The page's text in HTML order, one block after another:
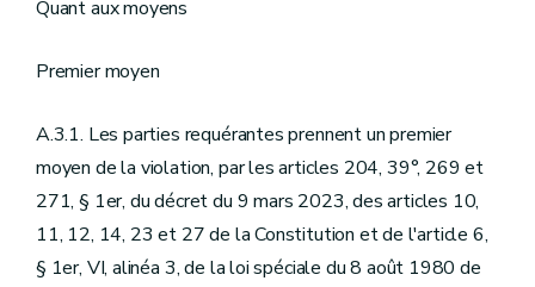
Quant aux moyens
Premier moyen
A.3.1. Les parties requérantes prennent un premier
moyen de la violation, par les articles 204, 39°, 269 et
271, § 1er, du décret du 9 mars 2023, des articles 10,
11, 12, 14, 23 et 27 de la Constitution et de l'article 6,
§ 1er, VI, alinéa 3, de la loi spéciale du 8 août 1980 de